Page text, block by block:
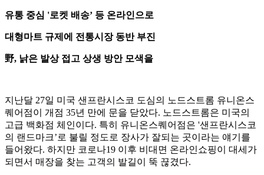
유통 중심 '로켓 배송’ 등 온라인으로
대형마트 규제에 전통시장 동반 부진
野, 낡은 발상 접고 상생 방안 모색을
지난달 27일 미국 샌프란시스코 도심의 노드스트롬 유니온스
퀘어점이 개점 35년 만에 문을 닫았다. 노드스트롬은 미국의
고급 백화점 체인이다. 특히 유니온스퀘어점은 '샌프란시스코
의 랜드마크’로 불릴 정도로 장사가 잘되는 곳이라는 얘기를
들어왔다. 하지만 코로나19 이후 비대면 온라인쇼핑이 대세가
되면서 매장을 찾는 고객의 발길이 뚝 끊겼다.